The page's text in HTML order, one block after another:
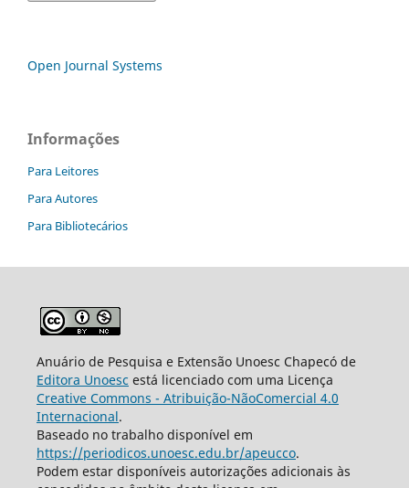
Open Journal Systems
Informações
Para Leitores
Para Autores
Para Bibliotecários
Anuário de Pesquisa e Extensão Unoesc Chapecó de
Editora Unoesc está licenciado com uma Licença
Creative Commons - Atribuição-NãoComercial 4.0
Internacional.
Baseado no trabalho disponível em
https://periodicos.unoesc.edu.br/apeucco.
Podem estar disponíveis autorizações adicionais às